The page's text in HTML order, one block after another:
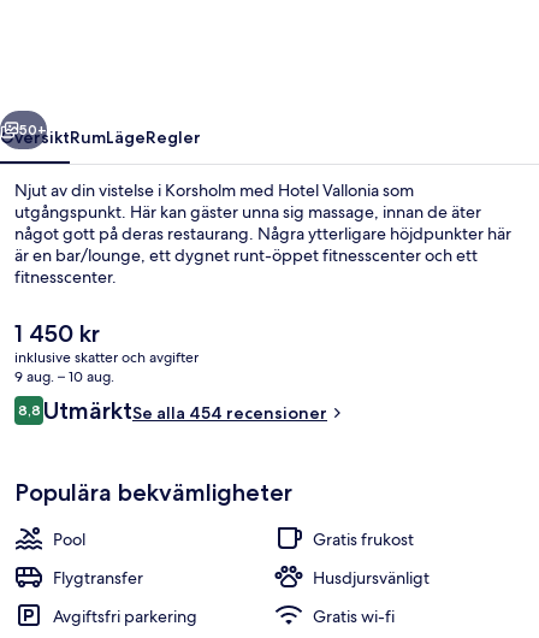
Nästa
50+
ÖversiktRumLägeRegler
Njut av din vistelse i Korsholm med Hotel Vallonia som
utgångspunkt. Här kan gäster unna sig massage, innan de äter
något gott på deras restaurang. Några ytterligare höjdpunkter här
är en bar/lounge, ett dygnet runt-öppet fitnesscenter och ett
fitnesscenter.
Det
nuvarande
priset
är
1 450 kr
1 450 kr
inklusive skatter och avgifter
9 aug. – 10 aug.
Recensioner
8,88,8 av 10,
UtmärktSe alla 454 recensioner
Populära bekvämligheter
Pool
Gratis frukost
Flygtransfer
Husdjursvänligt
Avgiftsfri parkering
Gratis wi-fi